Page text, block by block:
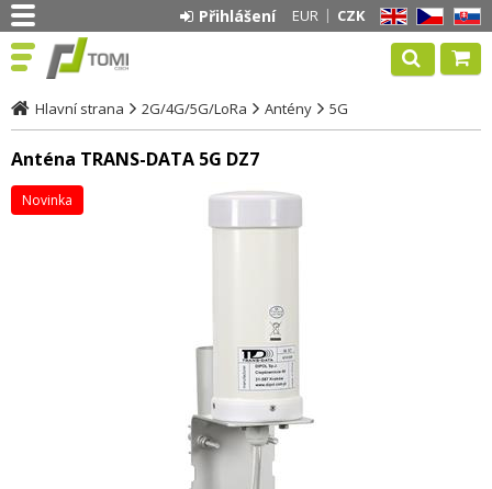
EN CZ SK
EUR CZK
Přihlášení
Hlavní strana 2G/4G/5G/LoRa Antény 5G
Anténa TRANS-DATA 5G DZ7
Novinka